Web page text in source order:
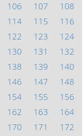
106 107
108
114 115
116
122 123
124
130 131
132
138 139
140
146 147
148
154 155
156
162 163
164
170 171
172